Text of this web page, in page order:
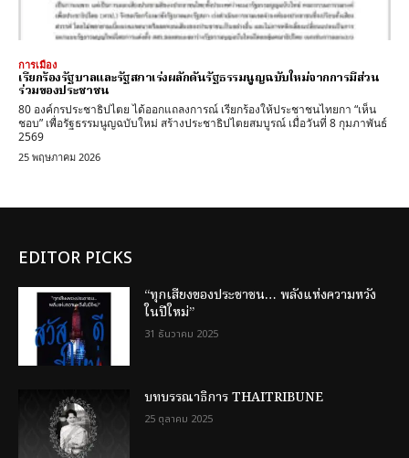
การเมือง
เรียกร้องรัฐบาลและรัฐสภาเร่งผลักดันรัฐธรรมนูญฉบับใหม่จากการมีส่วน
ร่วมของประชาชน
80 องค์กรประชาธิปไตย ได้ออกแถลงการณ์ เรียกร้องให้ประชาชนไทยกา “เห็น
ชอบ” เพื่อรัฐธรรมนูญฉบับใหม่ สร้างประชาธิปไตยสมบูรณ์ เมื่อวันที่ 8 กุมภาพันธ์
2569
25 พฤษภาคม 2026
EDITOR PICKS
“ทุกเสียงของประชาชน… พลังแห่งความหวัง
ในปีใหม่”
31 ธันวาคม 2025
บทบรรณาธิการ THAITRIBUNE
25 ตุลาคม 2025